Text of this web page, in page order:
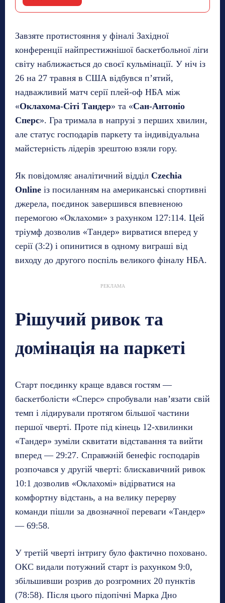
Завзяте протистояння у фіналі Західної
конференції найпрестижнішої баскетбольної ліги
світу наближається до своєї кульмінації. У ніч із
26 на 27 травня в США відбувся п’ятий,
надважливий матч серії плей-оф НБА між
«Оклахома-Сіті Тандер» та «Сан-Антоніо
Сперс». Гра тримала в напрузі з перших хвилин,
але статус господарів паркету та індивідуальна
майстерність лідерів зрештою взяли гору.
Як повідомляє аналітичний відділ Czechia
Online із посиланням на американські спортивні
джерела, поєдинок завершився впевненою
перемогою «Оклахоми» з рахунком 127:114. Цей
тріумф дозволив «Тандер» вирватися вперед у
серії (3:2) і опинитися в одному виграші від
виходу до другого поспіль великого фіналу НБА.
РЕКЛАМА
Рішучий ривок та
домінація на паркеті
Старт поєдинку краще вдався гостям —
баскетболісти «Сперс» спробували нав’язати свій
темп і лідирували протягом більшої частини
першої чверті. Проте під кінець 12-хвилинки
«Тандер» зуміли сквитати відставання та вийти
вперед — 29:27. Справжній бенефіс господарів
розпочався у другій чверті: блискавичний ривок
10:1 дозволив «Оклахомі» відірватися на
комфортну відстань, а на велику перерву
команди пішли за двозначної переваги «Тандер»
— 69:58.
У третій чверті інтригу було фактично поховано.
ОКС видали потужний старт із рахунком 9:0,
збільшивши розрив до розгромних 20 пунктів
(78:58). Після цього підопічні Марка Дно